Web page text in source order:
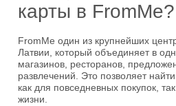
карты в FromMe?
FromMe один из крупнейших
Латвии, который объединяет в
магазинов, ресторанов,
развлечений. Это позволяет
как для повседневных покупок,
жизни.